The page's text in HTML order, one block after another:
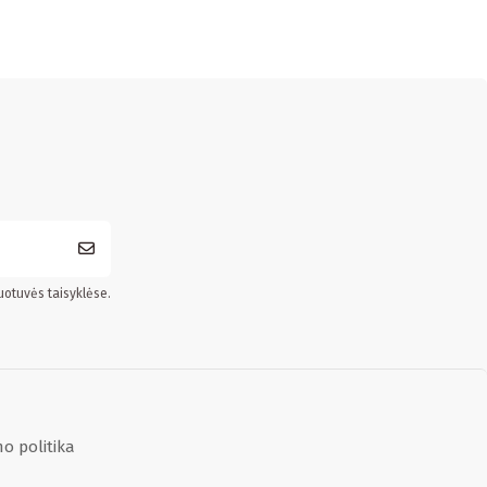
taisyklėse.
politika